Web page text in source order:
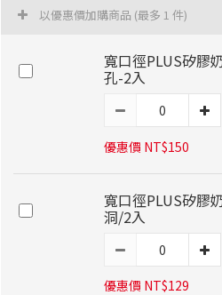
以優惠價加購商品 (最多 1 件)
寬口徑PLUS矽膠
孔-2入
優惠價 NT$150
寬口徑PLUS矽膠
洞/2入
優惠價 NT$129